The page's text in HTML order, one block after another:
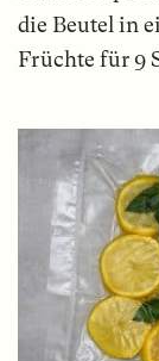
die Beutel in
Früchte für 9